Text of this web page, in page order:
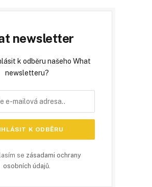
newsletter
k odběru našeho What
newsletteru?
se zásadami ochrany
osobních údajů